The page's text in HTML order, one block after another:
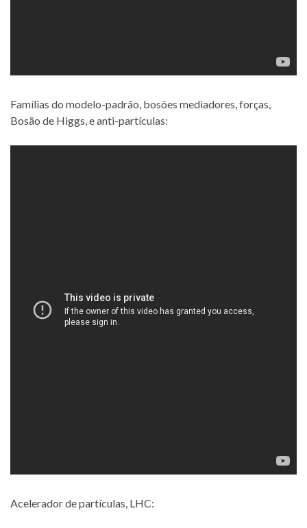
Famílias do modelo-padrão, bosões mediadores, forças,
Bosão de Higgs, e anti-partículas:
Acelerador de partículas, LHC: